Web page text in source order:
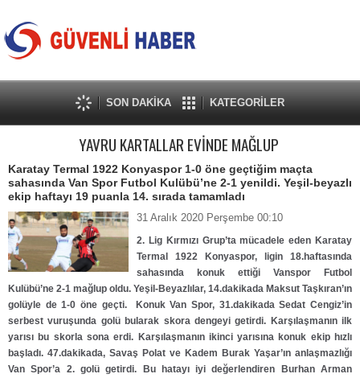
SON DAKİKA KATEGORİLER
YAVRU KARTALLAR EVİNDE MAĞLUP
Karatay Termal 1922 Konyaspor 1-0 öne geçtiğim maçta
sahasında Van Spor Futbol Kulübü’ne 2-1 yenildi. Yeşil-beyazlı
ekip haftayı 19 puanla 14. sırada tamamladı
31 Aralık 2020 Perşembe 00:10
2. Lig Kırmızı Grup’ta mücadele eden Karatay
Termal 1922 Konyaspor, ligin 18.haftasında
sahasında konuk ettiği Vanspor Futbol
Kulübü’ne 2-1 mağlup oldu. Yeşil-Beyazlılar, 14.dakikada Maksut Taşkıran’ın
golüyle de 1-0 öne geçti. Konuk Van Spor, 31.dakikada Sedat Cengiz’in
serbest vuruşunda golü bularak skora dengeyi getirdi. Karşılaşmanın ilk
yarısı bu skorla sona erdi. Karşılaşmanın ikinci yarısına konuk ekip hızlı
başladı. 47.dakikada, Savaş Polat ve Kadem Burak Yaşar’ın anlaşmazlığı
Van Spor’a 2. golü getirdi. Bu hatayı iyi değerlendiren Burhan Arman